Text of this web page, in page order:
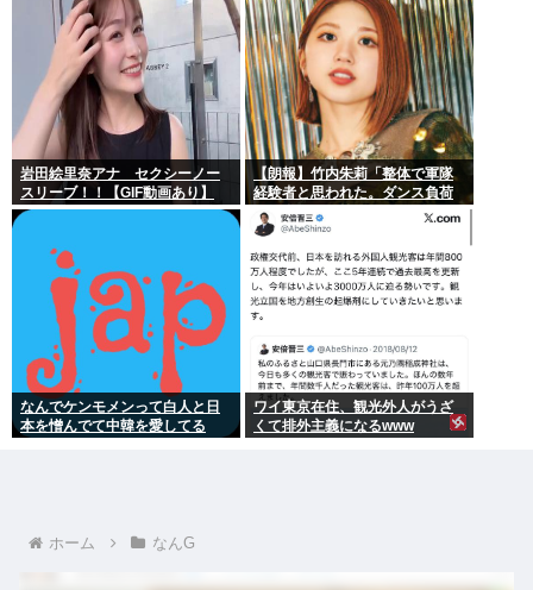
岩田絵里奈アナ セクシーノー
スリーブ！！【GIF動画あり】
【朗報】竹内朱莉「整体で軍隊
経験者と思われた。ダンス負荷
で、私の骨と筋肉はもうグチャ
グチャになってい
なんでケンモメンって白人と日
本を憎んでて中韓を愛してる
ワイ東京在住、観光外人がうざ
くて排外主義になるwww
ホーム なんG